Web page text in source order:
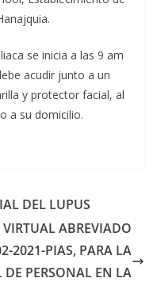
se inicia a las 9 am
acudir junto a un
y protector facial, al
a su domicilio.
DEL LUPUS
ABREVIADO
2021-PIAS, PARA LA
PERSONAL EN LA